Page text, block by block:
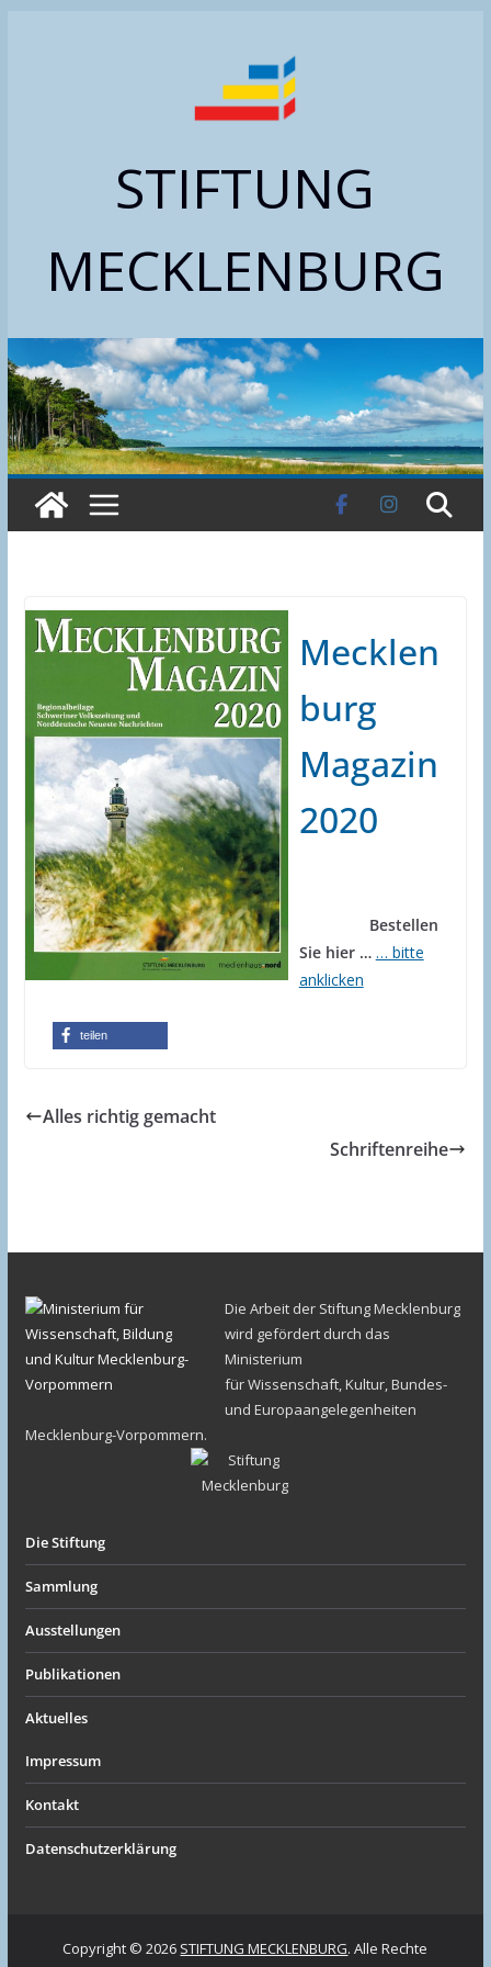
STIFTUNG
MECKLENBURG
Mecklen
burg
Magazin
2020
Bestellen
Sie hier … … bitte
anklicken
teilen
Alles richtig gemacht
Schriftenreihe
Die Arbeit der Stiftung Mecklenburg
wird gefördert durch das
Ministerium
für Wissenschaft, Kultur, Bundes-
und Europaangelegenheiten
Mecklenburg-Vorpommern.
Die Stiftung
Sammlung
Ausstellungen
Publikationen
Aktuelles
Impressum
Kontakt
Datenschutzerklärung
Copyright © 2026 STIFTUNG MECKLENBURG. Alle Rechte